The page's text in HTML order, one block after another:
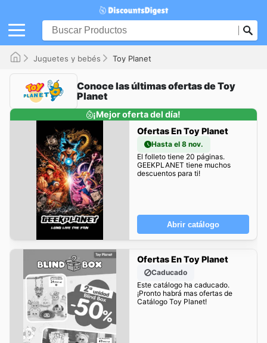
Juguetes y bebés Toy Planet
Conoce las últimas ofertas de Toy
Planet
¡Mejor oferta del día!
Ofertas En Toy Planet
Hasta el 8 nov.
El folleto tiene 20 páginas.
GEEKPLANET tiene muchos
descuentos para ti!
Abrir catálogo
Ofertas En Toy Planet
Caducado
Este catálogo ha caducado.
¡Pronto habrá mas ofertas de
Catálogo Toy Planet!